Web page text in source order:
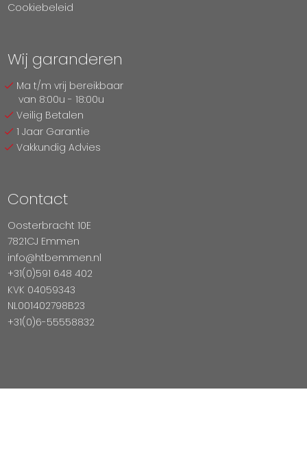
Cookiebeleid
Wij garanderen
Ma t/m vrij bereikbaar
van 8:00u - 18:00u
Veilig Betalen
1 Jaar Garantie
Vakkundig Advies
Contact
Oosterbracht 10E
7821CJ Emmen
info@htbemmen.nl
+31(0)591 648 402
KVK 04059343
NL001402798B23
+31(0)6-55558832